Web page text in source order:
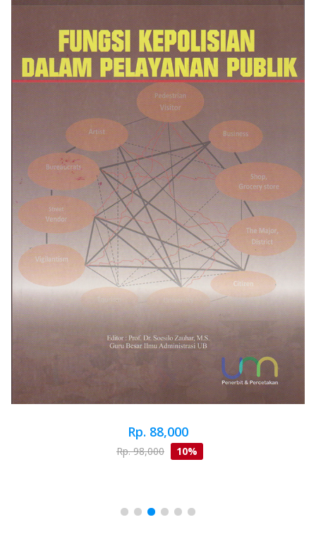
Rp. 88,000
Rp. 98,000 10%